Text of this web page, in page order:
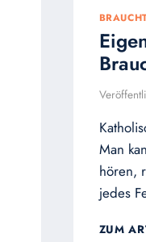
Man
hören,
jedes
ZUM